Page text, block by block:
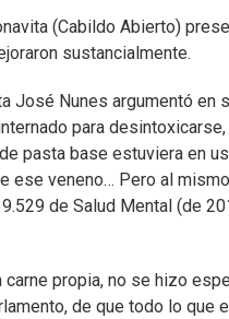
(Cabildo Abierto)
sustancialmente.
José Nunes argumentó en
para
pasta base estuviera en
ese veneno… Pero al
de Salud Mental (de
propia, no se hizo
de que todo lo que